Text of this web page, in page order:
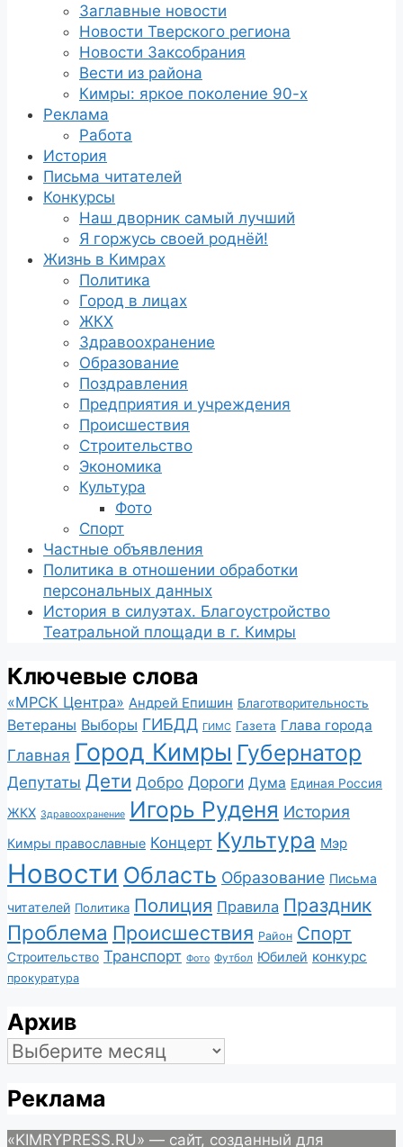
Заглавные новости
Новости Тверского региона
Новости Заксобрания
Вести из района
Кимры: яркое поколение 90-х
Реклама
Работа
История
Письма читателей
Конкурсы
Наш дворник самый лучший
Я горжусь своей роднёй!
Жизнь в Кимрах
Политика
Город в лицах
ЖКХ
Здравоохранение
Образование
Поздравления
Предприятия и учреждения
Происшествия
Строительство
Экономика
Культура
Фото
Спорт
Частные объявления
Политика в отношении обработки
персональных данных
История в силуэтах. Благоустройство
Театральной площади в г. Кимры
Ключевые слова
«МРСК Центра» Андрей Епишин Благотворительность
Ветераны Выборы ГИБДД ГИМС Газета Глава города
Главная Город Кимры Губернатор
Депутаты Дети Добро Дороги Дума Единая Россия
ЖКХ Здравоохранение Игорь Руденя История
Кимры православные Концерт Культура Мэр
Новости Область Образование Письма
читателей Политика Полиция Правила Праздник
Проблема Происшествия Район Спорт
Строительство Транспорт Фото Футбол Юбилей конкурс
прокуратура
Архив
Архив
Реклама
«KIMRYPRESS.RU» — сайт, созданный для